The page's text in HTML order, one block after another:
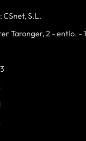
S.L.
Taronger, 2 - entlo. -